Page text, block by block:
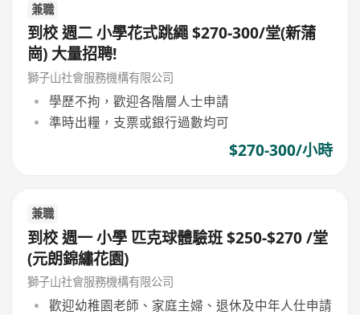
兼職
到校 週二 小學花式跳繩 $270-300/堂(新蒲
崗) 大量招聘!
獅子山社會服務機構有限公司
學歷不拘，歡迎各階層人士申請
準時出糧，支票或銀行過數均可
$270-300/小時
兼職
到校 週一 小學 匹克球體驗班 $250-$270 /堂
(元朗錦繡花園)
獅子山社會服務機構有限公司
歡迎幼稚園老師、家庭主婦、退休及中年人仕申請